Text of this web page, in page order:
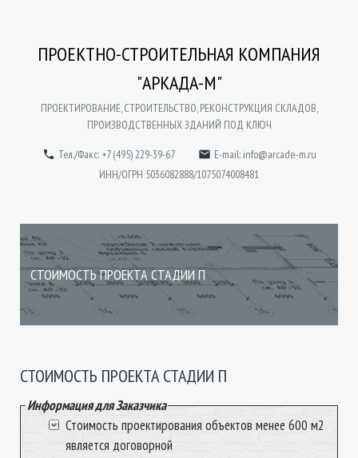
ПРОЕКТНО-СТРОИТЕЛЬНАЯ КОМПАНИЯ
"АРКАДА-М"
ПРОЕКТИРОВАНИЕ, СТРОИТЕЛЬСТВО, РЕКОНСТРУКЦИЯ СКЛАДОВ,
ПРОИЗВОДСТВЕННЫХ ЗДАНИЙ ПОД КЛЮЧ
 Тел./Факс: +7 (495) 229-39-67  E-mail: info@arcade-m.ru
ИНН/ОГРН 5036082888/1075074008481
СТОИМОСТЬ ПРОЕКТА СТАДИИ П
СТОИМОСТЬ ПРОЕКТА СТАДИИ П
Информация для Заказчика
Стоимость проектирования объектов менее 600 м2
является договорной